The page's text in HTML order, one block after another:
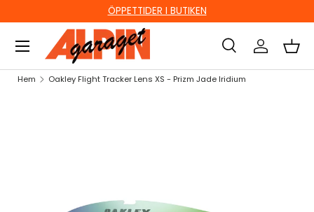
HOPPA TILL INNEHÅLL
ÖPPETTIDER I BUTIKEN
Sök
Sök
Sök Logga inKorg
Hem Oakley Flight Tracker Lens XS - Prizm Jade Iridium